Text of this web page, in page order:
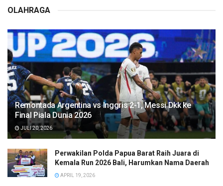
OLAHRAGA
Remontada Argentina vs Inggris 2-1, Messi Dkk ke
Final Piala Dunia 2026
JULI 20, 2026
Perwakilan Polda Papua Barat Raih Juara di
Kemala Run 2026 Bali, Harumkan Nama Daerah
APRIL 19, 2026